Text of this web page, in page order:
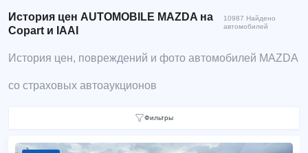
История цен AUTOMOBILE MAZDA на
Copart и IAAI
10987 Найдено
автомобилей
История цен, повреждений и фото автомобилей MAZDA
со страховых автоаукционов
Фильтры